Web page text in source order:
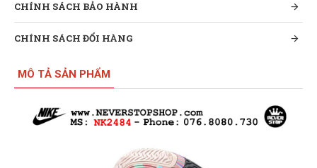
CHÍNH SÁCH BẢO HÀNH
CHÍNH SÁCH ĐỔI HÀNG
MÔ TẢ SẢN PHẨM